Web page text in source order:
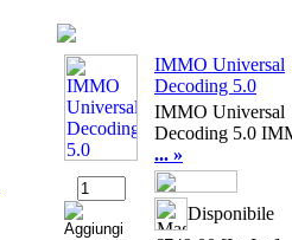
IMMO Universal
Decoding 5.0
IMMO Universal
Decoding 5.0
... »
Disponibile